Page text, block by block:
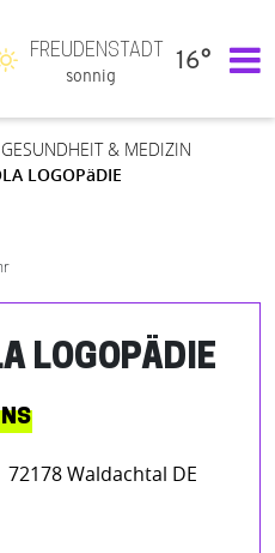
FREUDENSTADT
sonnig
16°
GESUNDHEIT & MEDIZIN
LOGOPäDIE
LOGOPÄDIE
72178 Waldachtal DE